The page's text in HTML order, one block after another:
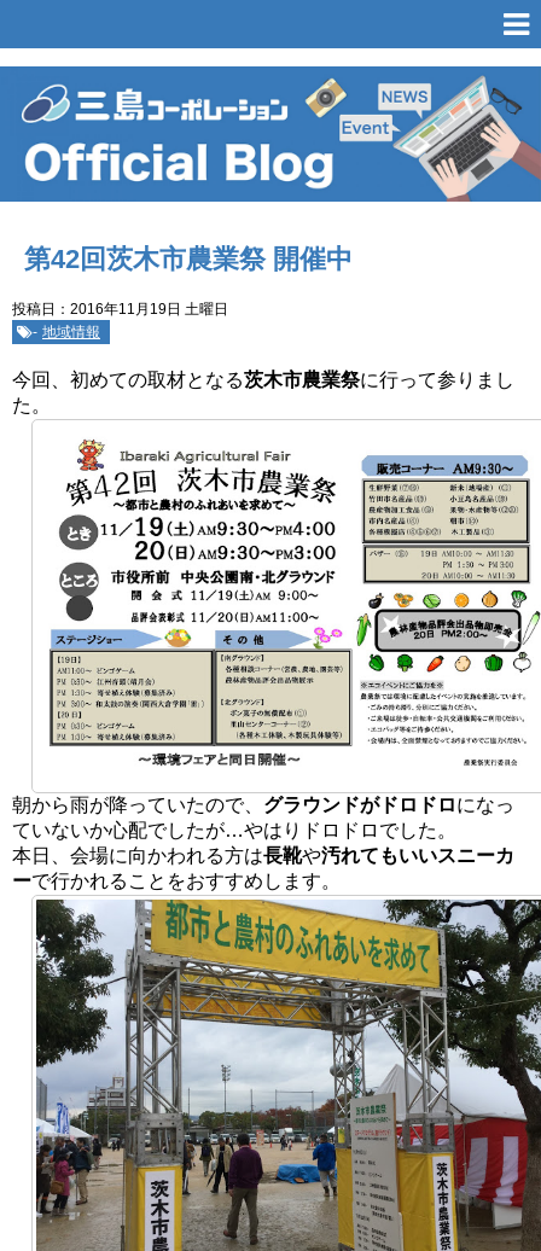
第42回茨木市農業祭 開催中
投稿日：2016年11月19日 土曜日
- 地域情報
今回、初めての取材となる茨木市農業祭に行って参りまし
た。
朝から雨が降っていたので、 グラウンドがドロドロになっ
ていないか心配でしたが…やはりドロドロでした。
本日、会場に向かわれる方は長靴や汚れてもいいスニーカ
ーで行かれることをおすすめします。